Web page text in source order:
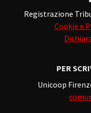
Registrazione
Cookie e
PER
Unicoop